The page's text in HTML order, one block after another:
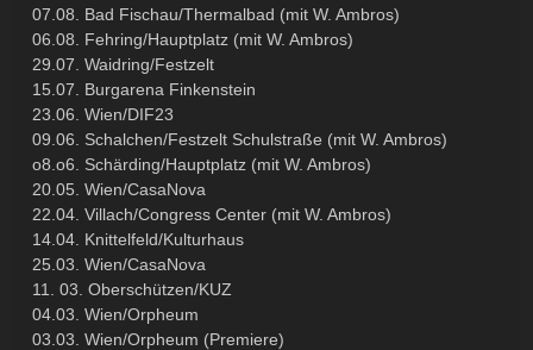
07.08. Bad Fischau/Thermalbad (mit W. Ambros)
06.08. Fehring/Hauptplatz (mit W. Ambros)
29.07. Waidring/Festzelt
15.07. Burgarena Finkenstein
23.06. Wien/DIF23
09.06. Schalchen/Festzelt Schulstraße (mit W. Ambros)
o8.o6. Schärding/Hauptplatz (mit W. Ambros)
20.05. Wien/CasaNova
22.04. Villach/Congress Center (mit W. Ambros)
14.04. Knittelfeld/Kulturhaus
25.03. Wien/CasaNova
11. 03. Oberschützen/KUZ
04.03. Wien/Orpheum
03.03. Wien/Orpheum (Premiere)